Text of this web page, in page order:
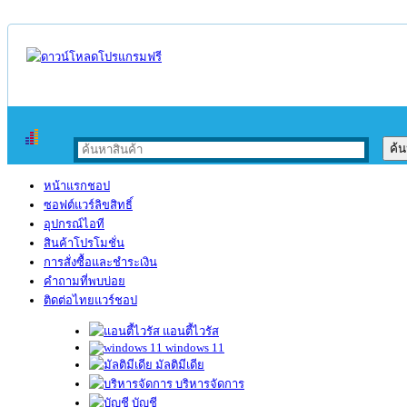
หน้าแรกชอป
ซอฟต์แวร์ลิขสิทธิ์
อุปกรณ์ไอที
สินค้าโปรโมชั่น
การสั่งซื้อและชำระเงิน
คำถามที่พบบ่อย
ติดต่อไทยแวร์ชอป
แอนตี้ไวรัส
windows 11
มัลติมีเดีย
บริหารจัดการ
บัญชี